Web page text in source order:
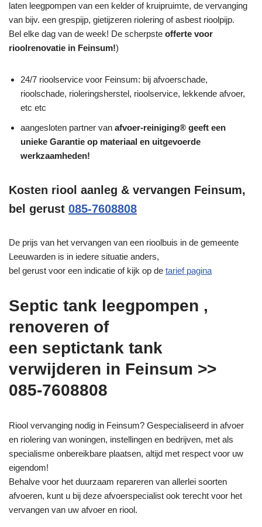
laten leegpompen van een kelder of kruipruimte, de vervanging
van bijv. een grespijp, gietijzeren riolering of asbest rioolpijp.
Bel elke dag van de week! De scherpste offerte voor
rioolrenovatie in Feinsum!)
24/7 rioolservice voor Feinsum: bij afvoerschade,
rioolschade, rioleringsherstel, rioolservice, lekkende afvoer,
etc etc
aangesloten partner van afvoer-reiniging® geeft een
unieke Garantie op materiaal en uitgevoerde
werkzaamheden!
Kosten riool aanleg & vervangen Feinsum,
bel gerust 085-7608808
De prijs van het vervangen van een rioolbuis in de gemeente
Leeuwarden is in iedere situatie anders,
bel gerust voor een indicatie of kijk op de tarief pagina
Septic tank leegpompen ,
renoveren of
een septictank tank
verwijderen in Feinsum >>
085-7608808
Riool vervanging nodig in Feinsum? Gespecialiseerd in afvoer
en riolering van woningen, instellingen en bedrijven, met als
specialisme onbereikbare plaatsen, altijd met respect voor uw
eigendom!
Behalve voor het duurzaam repareren van allerlei soorten
afvoeren, kunt u bij deze afvoerspecialist ook terecht voor het
vervangen van uw afvoer en riool.